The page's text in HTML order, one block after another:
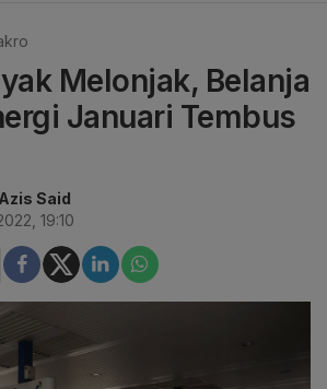
Melonjak, Belanja
Januari Tembus
Said
19:10